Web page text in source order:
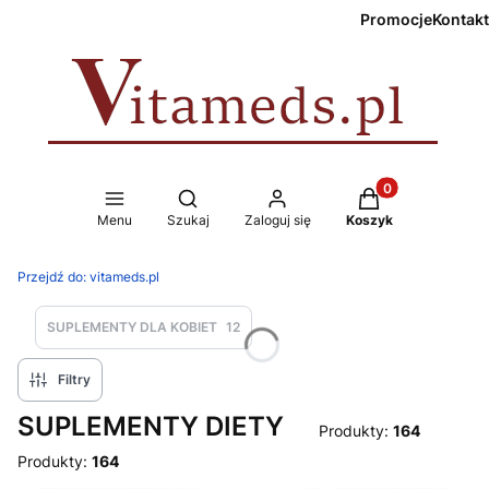
PromocjeKontakt
Menu
Otwórz wyszukiwarkę
Szukaj Zaloguj się
Produkty w
Koszyk
Przejdź do: vitameds.pl
SUPLEMENTY DLA KOBIET 12
Filtry
SUPLEMENTY DIETY Produkty: 164
Produkty: 164